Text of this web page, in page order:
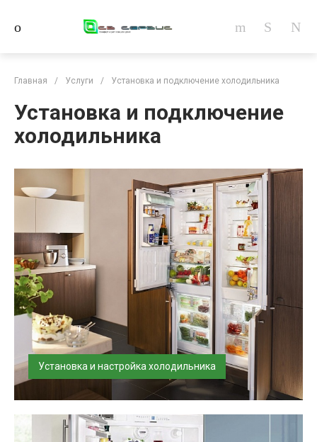
Главная / Услуги / Установка и подключение холодильника
Установка и подключение
холодильника
Установка и настройка холодильника
Установим и подключим холодильник в день